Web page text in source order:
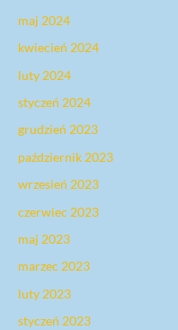
maj 2024
kwiecień 2024
luty 2024
styczeń 2024
grudzień 2023
październik 2023
wrzesień 2023
czerwiec 2023
maj 2023
marzec 2023
luty 2023
styczeń 2023